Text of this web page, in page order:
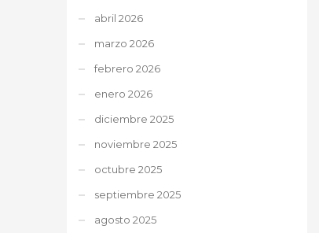
abril 2026
marzo 2026
febrero 2026
enero 2026
diciembre 2025
noviembre 2025
octubre 2025
septiembre 2025
agosto 2025